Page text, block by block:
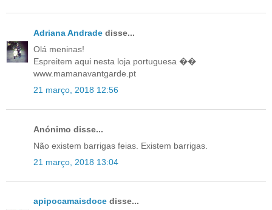
Adriana Andrade disse...
Olá meninas!
Espreitem aqui nesta loja portuguesa ��
www.mamanavantgarde.pt
21 março, 2018 12:56
Anónimo disse...
Não existem barrigas feias. Existem barrigas.
21 março, 2018 13:04
apipocamaisdoce disse...